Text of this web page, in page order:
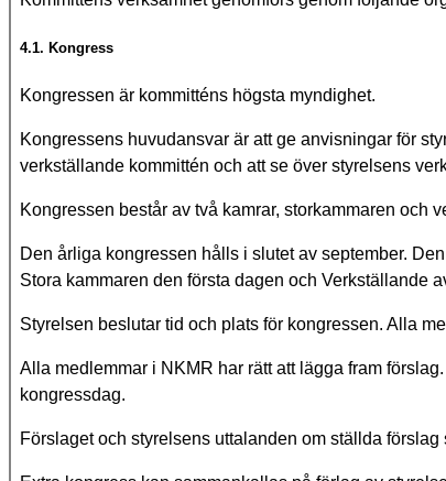
4.1. Kongress
Kongressen är kommitténs högsta myndighet.
Kongressens huvudansvar är att ge anvisningar för
verkställande kommittén och att se över styrelsens
Kongressen består av två kamrar, storkammaren och
Den årliga kongressen hålls i slutet av september.
Stora kammaren den första dagen och Verkställande
Styrelsen beslutar tid och plats för kongressen. Alla
Alla medlemmar i NKMR har rätt att lägga fram
kongressdag.
Förslaget och styrelsens uttalanden om ställda